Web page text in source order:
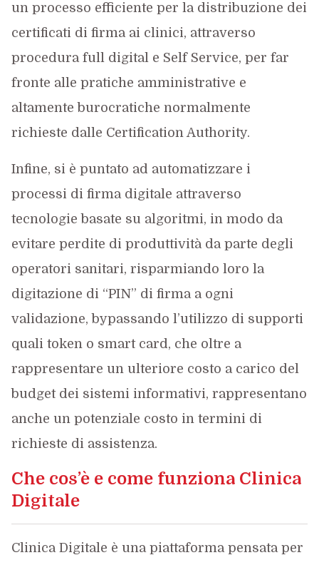
un processo efficiente per la distribuzione dei
certificati di firma ai clinici, attraverso
procedura full digital e Self Service, per far
fronte alle pratiche amministrative e
altamente burocratiche normalmente
richieste dalle Certification Authority.
Infine, si è puntato ad automatizzare i
processi di firma digitale attraverso
tecnologie basate su algoritmi, in modo da
evitare perdite di produttività da parte degli
operatori sanitari, risparmiando loro la
digitazione di “PIN” di firma a ogni
validazione, bypassando l’utilizzo di supporti
quali token o smart card, che oltre a
rappresentare un ulteriore costo a carico del
budget dei sistemi informativi, rappresentano
anche un potenziale costo in termini di
richieste di assistenza.
Che cos’è e come funziona Clinica
Digitale
Clinica Digitale è una piattaforma pensata per